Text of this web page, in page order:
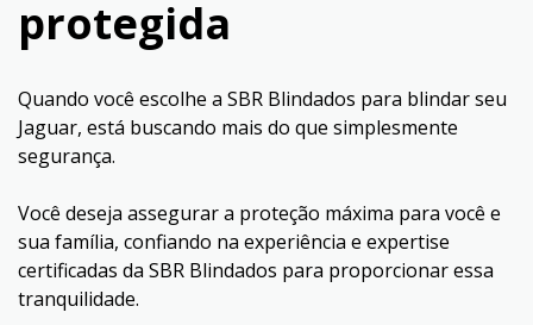
protegida
Quando você escolhe a SBR Blindados para blindar seu
Jaguar, está buscando mais do que simplesmente
segurança.
Você deseja assegurar a proteção máxima para você e
sua família, confiando na experiência e expertise
certificadas da SBR Blindados para proporcionar essa
tranquilidade.